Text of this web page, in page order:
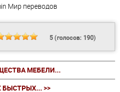
Мир переводов
5(голосов: 190)
МЕБЕЛИ...
>>